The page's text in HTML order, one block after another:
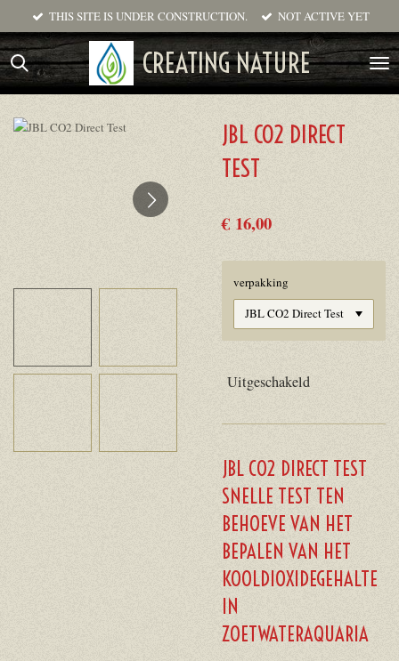
direct
naar
de
CREATING NATURE
THIS SITE IS UNDER CONSTRUCTION. NOT ACTIVE YET
JBL CO2 DIRECT
TEST
€ 16,00
verpakking
Uitgeschakeld
JBL CO2 DIRECT TEST
SNELLE TEST TEN
BEHOEVE VAN HET
BEPALEN VAN HET
KOOLDIOXIDEGEHALTE
IN
ZOETWATERAQUARIA